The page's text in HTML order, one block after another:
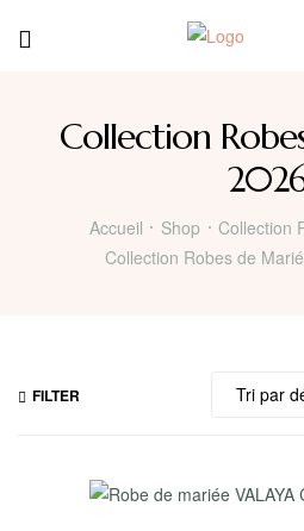
Collection
Accueil Shop
Collection
Collection Robes de
FILTER